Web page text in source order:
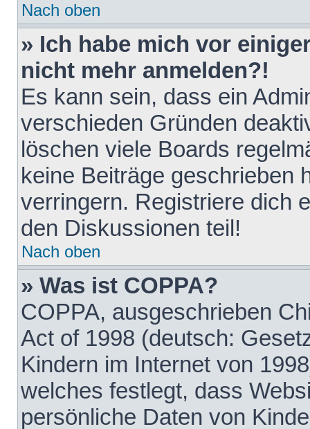
Nach oben
» Ich habe mich vor
nicht mehr anmelden?!
Es kann sein, dass ein
verschieden Gründen
löschen viele Boards
keine Beiträge geschrieben
verringern. Registriere dich
den Diskussionen teil!
Nach oben
» Was ist COPPA?
COPPA, ausgeschrieben
Act of 1998 (deutsch:
Kindern im Internet von
welches festlegt, dass
persönliche Daten von